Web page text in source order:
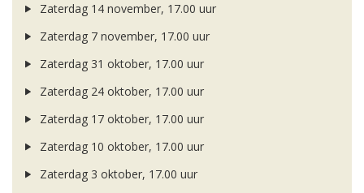
Zaterdag 14 november, 17.00 uur
Zaterdag 7 november, 17.00 uur
Zaterdag 31 oktober, 17.00 uur
Zaterdag 24 oktober, 17.00 uur
Zaterdag 17 oktober, 17.00 uur
Zaterdag 10 oktober, 17.00 uur
Zaterdag 3 oktober, 17.00 uur